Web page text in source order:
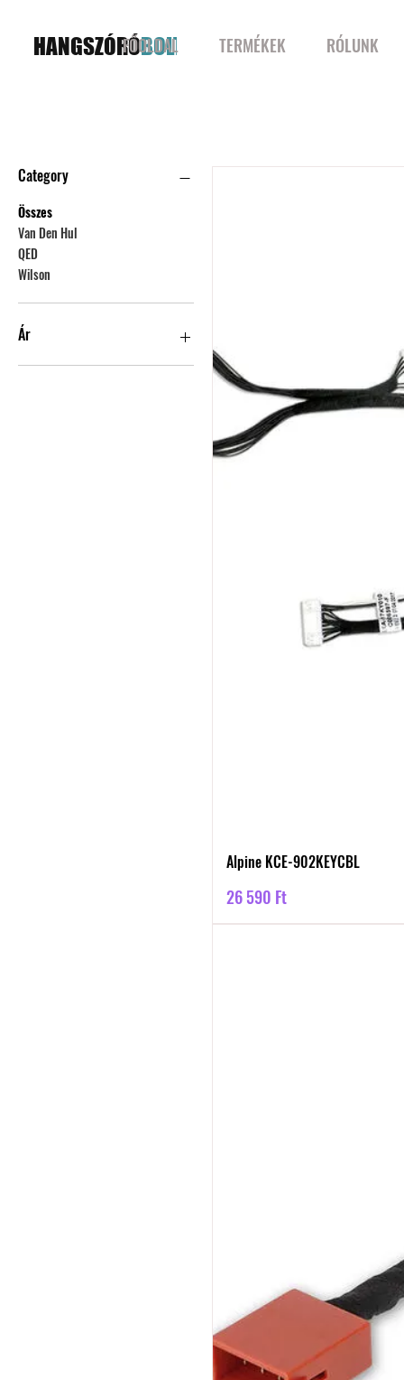
HANGSZÓRÓBOLT
FŐOLDAL TERMÉKEK RÓLUNK
Category
Összes
Van Den Hul
QED
Wilson
Ár
Alpine KCE-902KEYCBL
Ár
26 590 Ft